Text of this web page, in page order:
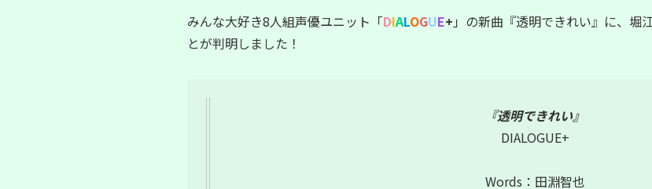
みんな大好き8人組声優ユニット「DIALOGUE+ 」の新曲『透明できれい』に、堀
とが判明しました！
『透明できれい』
DIALOGUE+
Words：田淵智也